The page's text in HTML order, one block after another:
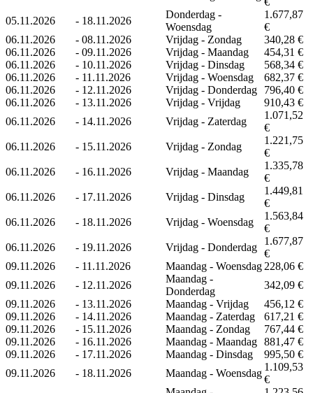
05.11.2026
- 18.11.2026
Donderdag -
Woensdag
1.677,87
€
06.11.2026
- 08.11.2026 Vrijdag - Zondag
340,28 €
06.11.2026
- 09.11.2026 Vrijdag - Maandag
454,31 €
06.11.2026
- 10.11.2026 Vrijdag - Dinsdag
568,34 €
06.11.2026
- 11.11.2026 Vrijdag - Woensdag
682,37 €
06.11.2026
- 12.11.2026 Vrijdag - Donderdag
796,40 €
06.11.2026
- 13.11.2026 Vrijdag - Vrijdag
910,43 €
06.11.2026
- 14.11.2026 Vrijdag - Zaterdag
1.071,52
€
06.11.2026
- 15.11.2026 Vrijdag - Zondag
1.221,75
€
06.11.2026
- 16.11.2026 Vrijdag - Maandag
1.335,78
€
06.11.2026
- 17.11.2026 Vrijdag - Dinsdag
1.449,81
€
06.11.2026
- 18.11.2026 Vrijdag - Woensdag
1.563,84
€
06.11.2026
- 19.11.2026 Vrijdag - Donderdag
1.677,87
€
09.11.2026
- 11.11.2026 Maandag - Woensdag 228,06 €
09.11.2026
- 12.11.2026
Maandag -
Donderdag
342,09 €
09.11.2026
- 13.11.2026 Maandag - Vrijdag
456,12 €
09.11.2026
- 14.11.2026 Maandag - Zaterdag
617,21 €
09.11.2026
- 15.11.2026 Maandag - Zondag
767,44 €
09.11.2026
- 16.11.2026 Maandag - Maandag 881,47 €
09.11.2026
- 17.11.2026 Maandag - Dinsdag
995,50 €
09.11.2026
- 18.11.2026 Maandag - Woensdag
1.109,53
€